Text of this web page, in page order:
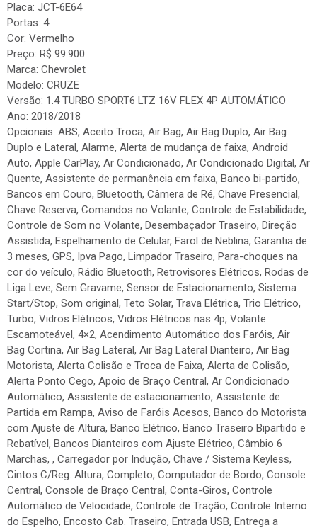
Placa: JCT-6E64
Portas: 4
Cor: Vermelho
Preço: R$ 99.900
Marca: Chevrolet
Modelo: CRUZE
Versão: 1.4 TURBO SPORT6 LTZ 16V FLEX 4P AUTOMÁTICO
Ano: 2018/2018
Opcionais: ABS, Aceito Troca, Air Bag, Air Bag Duplo, Air Bag
Duplo e Lateral, Alarme, Alerta de mudança de faixa, Android
Auto, Apple CarPlay, Ar Condicionado, Ar Condicionado Digital, Ar
Quente, Assistente de permanência em faixa, Banco bi-partido,
Bancos em Couro, Bluetooth, Câmera de Ré, Chave Presencial,
Chave Reserva, Comandos no Volante, Controle de Estabilidade,
Controle de Som no Volante, Desembaçador Traseiro, Direção
Assistida, Espelhamento de Celular, Farol de Neblina, Garantia de
3 meses, GPS, Ipva Pago, Limpador Traseiro, Para-choques na
cor do veículo, Rádio Bluetooth, Retrovisores Elétricos, Rodas de
Liga Leve, Sem Gravame, Sensor de Estacionamento, Sistema
Start/Stop, Som original, Teto Solar, Trava Elétrica, Trio Elétrico,
Turbo, Vidros Elétricos, Vidros Elétricos nas 4p, Volante
Escamoteável, 4×2, Acendimento Automático dos Faróis, Air
Bag Cortina, Air Bag Lateral, Air Bag Lateral Dianteiro, Air Bag
Motorista, Alerta Colisão e Troca de Faixa, Alerta de Colisão,
Alerta Ponto Cego, Apoio de Braço Central, Ar Condicionado
Automático, Assistente de estacionamento, Assistente de
Partida em Rampa, Aviso de Faróis Acesos, Banco do Motorista
com Ajuste de Altura, Banco Elétrico, Banco Traseiro Bipartido e
Rebatível, Bancos Dianteiros com Ajuste Elétrico, Câmbio 6
Marchas, , Carregador por Indução, Chave / Sistema Keyless,
Cintos C/Reg. Altura, Completo, Computador de Bordo, Console
Central, Console de Braço Central, Conta-Giros, Controle
Automático de Velocidade, Controle de Tração, Controle Interno
do Espelho, Encosto Cab. Traseiro, Entrada USB, Entrega a